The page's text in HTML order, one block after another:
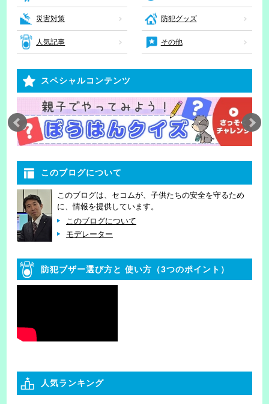
災害対策 防犯グッズ
人気記事 その他
スペシャルコンテンツ
このブログについて
このブログは、セコムが、子供たちの安全を守るため
に、情報を提供しています。
このブログについて
モデレーター
防犯ブザー選び方と 使い方（3つのポイント）
人気ランキング